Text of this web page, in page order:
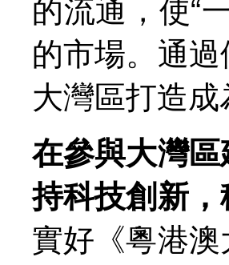
的流通，使“
的市場。通
大灣區打造成
在參與大灣
持科技創新
實好《粵港